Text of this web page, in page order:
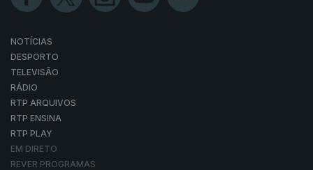
NOTÍCIAS
DESPORTO
TELEVISÃO
RÁDIO
RTP ARQUIVOS
RTP ENSINA
RTP PLAY
EM DIRETO
REVER PROGRAMAS